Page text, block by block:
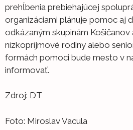
prehĺbenia prebiehajúcej
organizáciami plánuje pomoc aj
odkázaným skupinám Košičanov
nízkopríjmové rodiny alebo
formách pomoci bude mesto v
informovať.
Zdroj: DT
Foto: Miroslav Vacula